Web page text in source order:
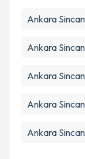
Ankara
Ankara
Ankara
Ankara
Ankara Sincan